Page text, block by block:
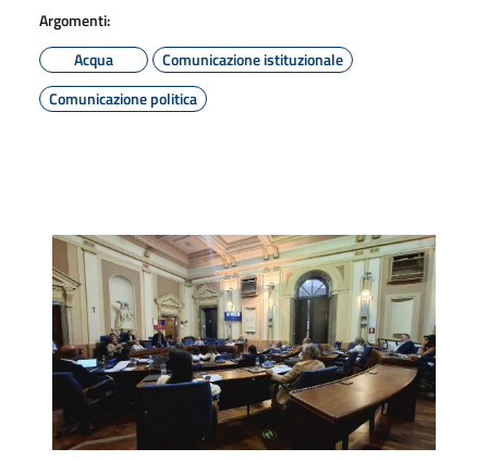
Argomenti:
Acqua
Comunicazione istituzionale
Comunicazione politica